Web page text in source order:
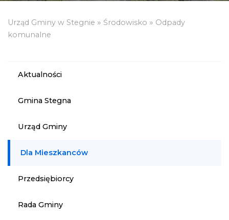
Urząd Gminy w Stegnie » Środowisko » Odpady
komunalne
Aktualności
Gmina Stegna
Urząd Gminy
Dla Mieszkanców
Przedsiębiorcy
Rada Gminy